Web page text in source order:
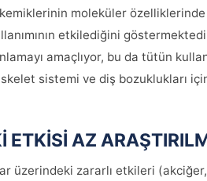
moleküler
etkilediğini
amaçlıyor, bu da tütün
sistemi ve diş bozuklukları
ETKİSİ AZ
üzerindeki zararlı etkileri